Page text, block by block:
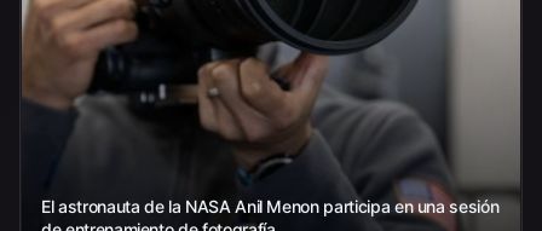
El astronauta de la NASA Anil Menon participa en una sesión